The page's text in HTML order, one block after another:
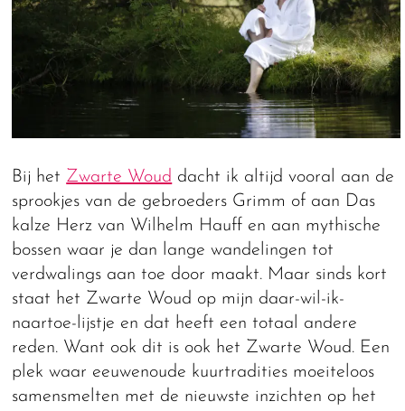
Bij het Zwarte Woud dacht ik altijd vooral aan de
sprookjes van de gebroeders Grimm of aan Das
kalze Herz van Wilhelm Hauff en aan mythische
bossen waar je dan lange wandelingen tot
verdwalings aan toe door maakt. Maar sinds kort
staat het Zwarte Woud op mijn daar-wil-ik-
naartoe-lijstje en dat heeft een totaal andere
reden. Want ook dit is ook het Zwarte Woud. Een
plek waar eeuwenoude kuurtradities moeiteloos
samensmelten met de nieuwste inzichten op het